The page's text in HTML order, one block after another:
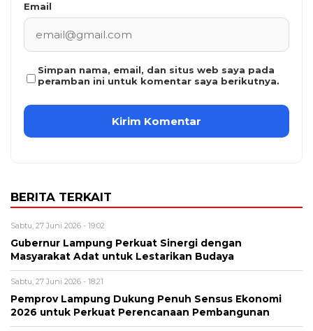
Email
Simpan nama, email, dan situs web saya pada
peramban ini untuk komentar saya berikutnya.
BERITA TERKAIT
Sabtu, 27 Juni 2026 - 19:02
Gubernur Lampung Perkuat Sinergi dengan
Masyarakat Adat untuk Lestarikan Budaya
Sabtu, 27 Juni 2026 - 18:21
Pemprov Lampung Dukung Penuh Sensus Ekonomi
2026 untuk Perkuat Perencanaan Pembangunan